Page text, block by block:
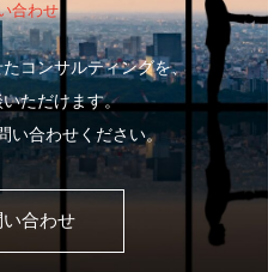
合わせ
コンサルティングを、
ただけます。
い合わせください。
い合わせ